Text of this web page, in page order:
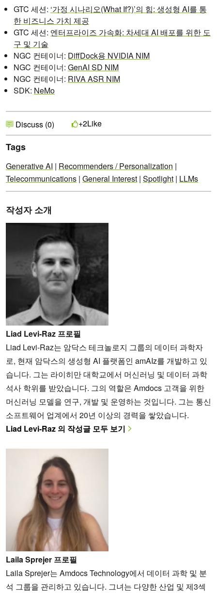
GTC 세션: ‘가정 시나리오(What If?)’의 힘: 생성형 AI를 통
한 비즈니스 가치 제공
GTC 세션: 엔터프라이즈 가속화: 차세대 AI 배포를 위한 도
구 및 기술
NGC 컨테이너: DiffDock용 NVIDIA NIM
NGC 컨테이너: GenAI SD NIM
NGC 컨테이너: RIVA ASR NIM
SDK: NeMo
Discuss (0) +2Like
Tags
Generative AI | Recommenders / Personalization |
Telecommunications | General Interest | Spotlight | LLMs
작성자 소개
Liad Levi-Raz 프로필
Liad Levi-Raz는 암닥스 테크놀로지 그룹의 데이터 과학자
로, 현재 암닥스의 생성형 AI 플랫폼인 amAIz를 개발하고 있
습니다. 그는 라이히만 대학교에서 머신러닝 및 데이터 과학
석사 학위를 받았습니다. 그의 역할은 Amdocs 고객을 위한
머신러닝 모델을 연구, 개발 및 운영하는 것입니다. 그는 통신
소프트웨어 업계에서 20년 이상의 경력을 쌓았습니다.
Liad Levi-Raz 의 작성글 모두 보기
Laila Sprejer 프로필
Laila Sprejer는 Amdocs Technology에서 데이터 과학 및 분
석 그룹을 관리하고 있습니다. 그녀는 다양한 산업 및 제3섹